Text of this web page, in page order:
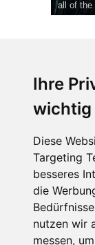
Ihre
wichtig
Diese
Targeting
besseres
die
nutzen wir
messen,
all of
CPost.org© 2013-
Terms of Use Privacy
About Us
Contact